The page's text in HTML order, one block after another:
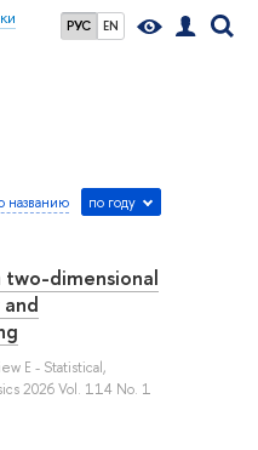
РУС EN
названию по году
dimensional
E - Statistical,
2026 Vol. 114 No. 1